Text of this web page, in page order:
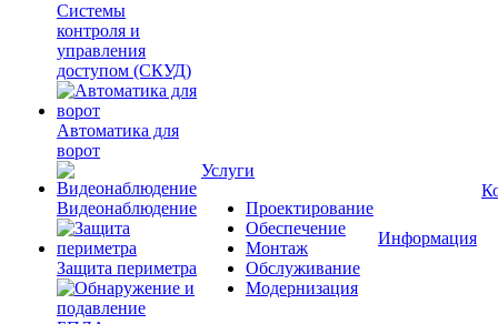
Системы
контроля и
управления
доступом (СКУД)
Автоматика для
ворот
Видеонаблюдение
Защита периметра
Услуги
Проектирование
Обеспечение
Монтаж
Обслуживание
Модернизация
Информация